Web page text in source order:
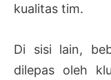
kualitas tim.
Di sisi lain,
dilepas oleh